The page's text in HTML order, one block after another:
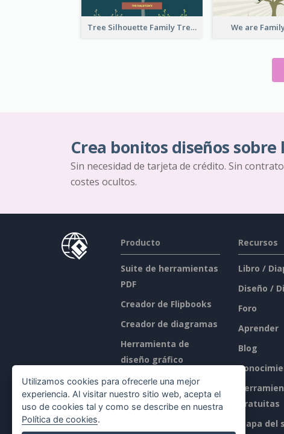
Tree Silhouette Family Tree We are
Crea bonitos diseños sobre
Sin necesidad de tarjeta de crédito. Sin
costes ocultos.
Producto
Suite de herramientas
PDF
Creador de Flipbooks
Creador de diagramas
Herramienta de
diseño gráfico
Editor de documentos
Creador de
Recursos
Libro /
Diseño /
Foro
Aprender
Blog
gratuitas
Mapa del
Utilizamos cookies para ofrecerle una mejor
experiencia. Al visitar nuestro sitio web, acepta el
uso de cookies tal y como se describe en nuestra
Política de cookies.